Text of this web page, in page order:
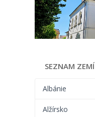
SEZNAM ZEMÍ
Albánie
Alžírsko